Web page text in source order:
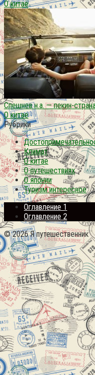
О китае
Спешнев н.а. — пекин-
О китае
Рубрики
Климат
О китае
О путешествиях
О японии
Туризм интересное
Оглавление 1
Оглавление 2
© 2026 Я путешественник